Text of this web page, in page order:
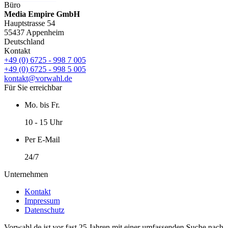
Büro
Media Empire GmbH
Hauptstrasse 54
55437 Appenheim
Deutschland
Kontakt
+49 (0) 6725 - 998 7 005
+49 (0) 6725 - 998 5 005
kontakt@vorwahl.de
Für Sie erreichbar
Mo. bis Fr.
10 - 15 Uhr
Per E-Mail
24/7
Unternehmen
Kontakt
Impressum
Datenschutz